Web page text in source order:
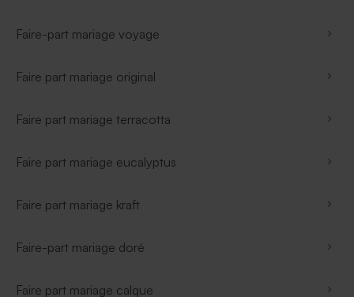
Faire-part mariage voyage
Faire part mariage original
Faire part mariage terracotta
Faire part mariage eucalyptus
Faire part mariage kraft
Faire-part mariage doré
Faire part mariage calque